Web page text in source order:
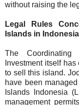
without raising the
Legal Rules
Islands in Indonesia
The
Investment itself
to sell this island.
have been
Islands Indonesia
management